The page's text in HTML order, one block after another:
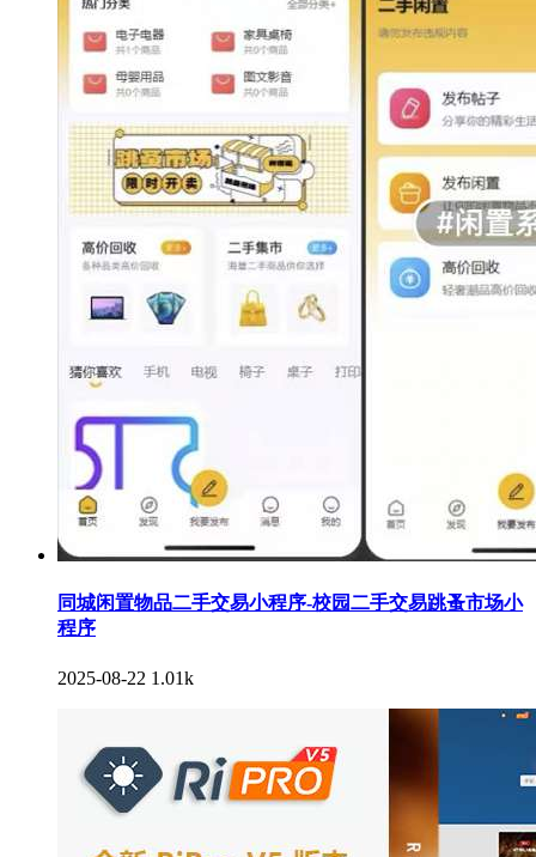
同城闲置物品二手交易小程序-校园二手交易跳蚤市场小
程序
2025-08-22 1.01k